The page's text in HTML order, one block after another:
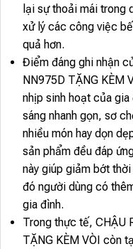
lại sự thoải mái trong
xử lý các công việc
quả hơn.
Điểm đáng ghi nhận
NN975D TẶNG KÈM
nhịp sinh hoạt của
sáng nhanh gọn, sơ
nhiều món hay dọn
sản phẩm đều đáp
này giúp giảm bớt
đó người dùng có
gia đình.
Trong thực tế, CHẬU
TẶNG KÈM VÒI còn